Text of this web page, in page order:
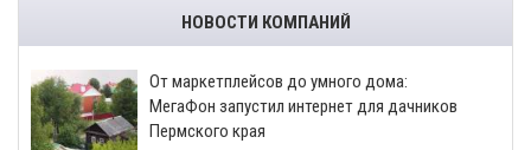
НОВОСТИ КОМПАНИЙ
От маркетплейсов до умного дома:
МегаФон запустил интернет для дачников
Пермского края